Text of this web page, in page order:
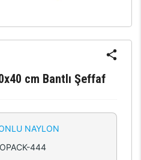
cm Bantlı Şeffaf
NAYLON
444